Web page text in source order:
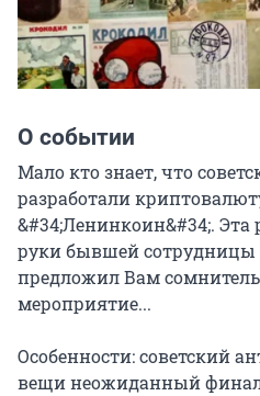
О событии
Мало кто знает, что
разработали
&#34;Ленинкоин&#34;. Эта
руки бывшей сотрудницы
предложил Вам
мероприятие...
Особенности: советский
вещи неожиданный финал